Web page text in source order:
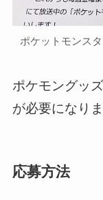
ポケットモンス
ポケモングッ
が必要になりま
応募方法